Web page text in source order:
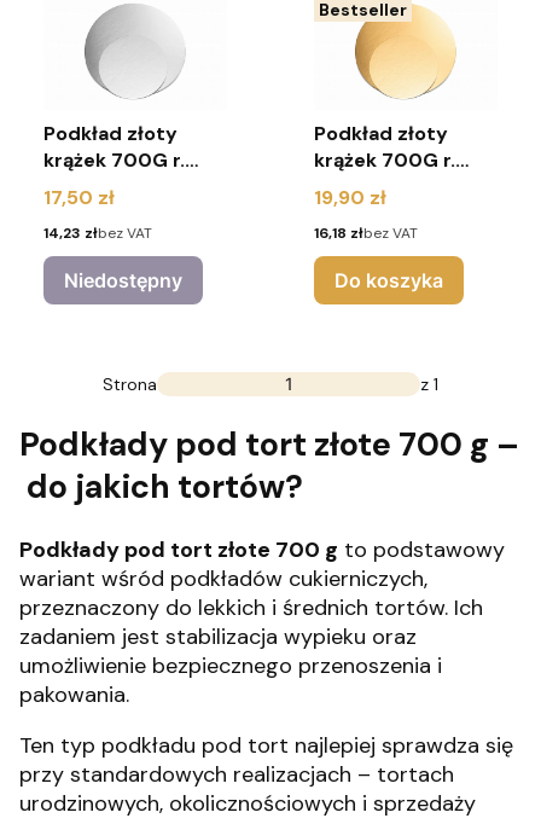
Podkład złoty
krążek 700G r.
30cm (pakiet 10
sztuk)
Cena
17,50 zł
Cena
14,23 złbez VAT
Niedostępny
Bestseller
Podkład złoty
krążek 700G r.
32cm (pakiet 10
sztuk)
Cena
19,90 zł
Cena
16,18 złbez VAT
Do koszyka
Strona z 1
Podkłady pod tort złote 700 g –
do jakich tortów?
Podkłady pod tort złote 700 g to podstawowy
wariant wśród podkładów cukierniczych,
przeznaczony do lekkich i średnich tortów. Ich
zadaniem jest stabilizacja wypieku oraz
umożliwienie bezpiecznego przenoszenia i
pakowania.
Ten typ podkładu pod tort najlepiej sprawdza się
przy standardowych realizacjach – tortach
urodzinowych, okolicznościowych i sprzedaży